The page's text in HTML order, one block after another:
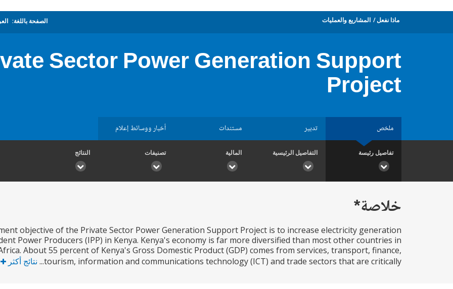
ماذا نفعل المشاريع والعمليات الصفحة باللغة:
Sector Power Generation Support
Project
ملخص تدبير مستندات أخبار ووسائط إعلام
تفاصيل رئيسة التفاصيل الرئيسية المالية تصنيفات النتائج
خلاصة*
objective of the Private Sector Power Generation Support Project is to increase electricity generation
Power Producers (IPP) in Kenya. Kenya's economy is far more diversified than most other countries in
About 55 percent of Kenya's Gross Domestic Product (GDP) comes from services, transport, finance,
tourism, information and communications technology (ICT) and trade sectors that are critically...
نتائج أكثر